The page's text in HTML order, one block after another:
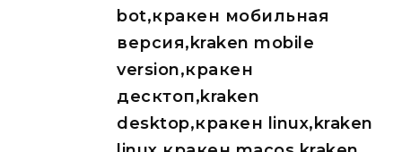
bot,кракен мобильная
версия,kraken mobile
version,кракен
десктоп,kraken
desktop,кракен linux,kraken